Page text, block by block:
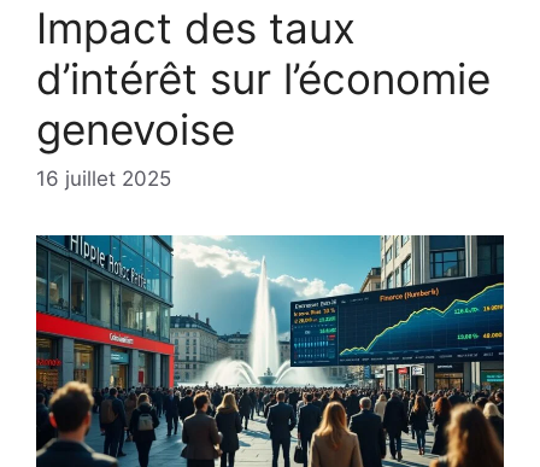
Impact des taux
d’intérêt sur l’économie
genevoise
16 juillet 2025